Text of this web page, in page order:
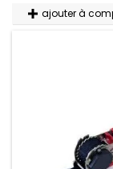
ajouter à